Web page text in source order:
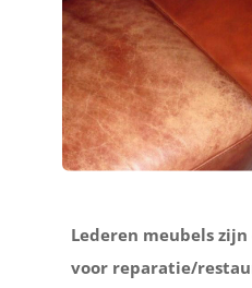
Lederen meubels
voor reparatie/